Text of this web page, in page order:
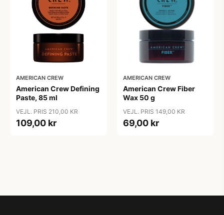
AMERICAN CREW
American Crew Defining
Paste, 85 ml
VEJL. PRIS 210,00 KR
109,00 kr
AMERICAN CREW
American Crew Fiber
Wax 50 g
VEJL. PRIS 149,00 KR
69,00 kr